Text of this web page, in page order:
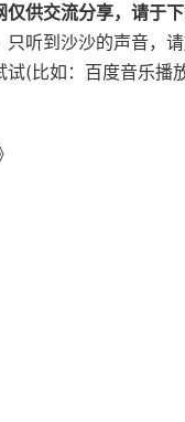
供交流分享，请于
听到沙沙的声音，
(比如：百度音乐播